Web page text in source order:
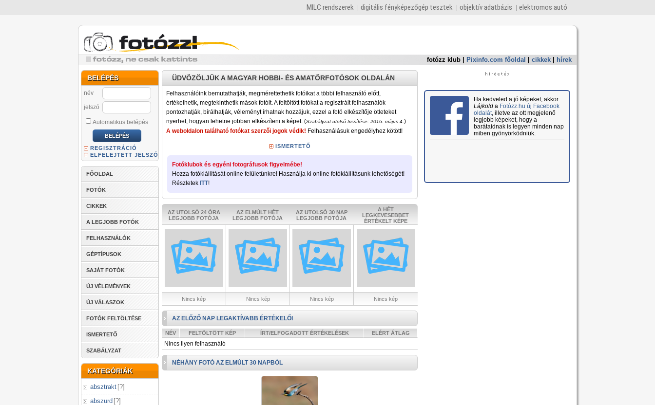
MILC rendszerek digitális fényképezőgép tesztek objektív adatbázis elektromos autó
fotózz klub Pixinfo.com főoldal cikkek hírek
BELÉPÉS
név
jelszó
Automatikus belépés
REGISZTRÁCIÓ
ELFELEJTETT JELSZÓ
FŐOLDAL
FOTÓK
CIKKEK
A LEGJOBB FOTÓK
FELHASZNÁLÓK
GÉPTÍPUSOK
SAJÁT FOTÓK
ÚJ VÉLEMÉNYEK
ÚJ VÁLASZOK
FOTÓK FELTÖLTÉSE
ISMERTETŐ
SZABÁLYZAT
KATEGÓRIÁK
absztrakt [?]
abszurd [?]
ÜDVÖZÖLJÜK A MAGYAR HOBBI- ÉS AMATŐRFOTÓSOK OLDALÁN
Felhasználóink bemutathatják, megmérettethetik fotóikat a többi felhasználó előtt,
értékelhetik, megtekinthetik mások fotóit. A feltöltött fotókat a regisztrált felhasználók
pontozhatják, bírálhatják, véleményt írhatnak hozzájuk, ezzel a fotó elkészítője ötleteket
nyerhet, hogyan lehetne jobban elkészíteni a képet. (Szabályzat utolsó frissítése: 2016. május 4. )
A weboldalon található fotókat szerzői jogok védik! Felhasználásuk engedélyhez kötött!
ISMERTETŐ
Fotóklubok és egyéni fotográfusok figyelmébe!
Hozza fotókiállítását online felületünkre! Használja ki online fotókiállításunk lehetőségét!
Részletek ITT!
AZ UTOLSÓ 24 ÓRA
LEGJOBB FOTÓJA
AZ ELMÚLT HÉT
LEGJOBB FOTÓJA
AZ UTOLSÓ 30 NAP
LEGJOBB FOTÓJA
A HÉT
LEGKEVESEBBET
ÉRTÉKELT KÉPE
Nincs kép Nincs kép Nincs kép Nincs kép
AZ ELŐZŐ NAP LEGAKTÍVABB ÉRTÉKELŐI
NÉV FELTÖLTÖTT KÉP ÍRT/ELFOGADOTT ÉRTÉKELÉSEK ELÉRT ÁTLAG
Nincs ilyen felhasználó
NÉHÁNY FOTÓ AZ ELMÚLT 30 NAPBÓL
Ha kedveled a jó képeket, akkor
Lájkolda Fotózz.hu új Facebook
oldalát, illetve az ott megjelenő
legjobb képeket, hogy a
barátaidnak is legyen minden nap
miben gyönyörködniük.